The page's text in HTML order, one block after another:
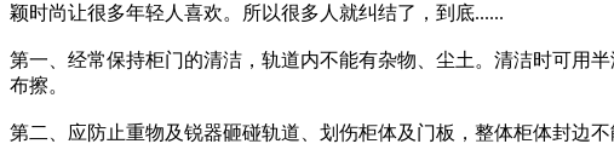
颖时尚让很多年轻人喜欢。所以很多人就纠结了，到底......
第一、经常保持柜门的清洁，轨道内不能有杂物、尘土。清洁时可用
布擦。
第二、应防止重物及锐器砸碰轨道、划伤柜体及门板，整体柜体封边